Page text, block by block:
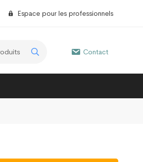
Espace pour les professionnels
Contact